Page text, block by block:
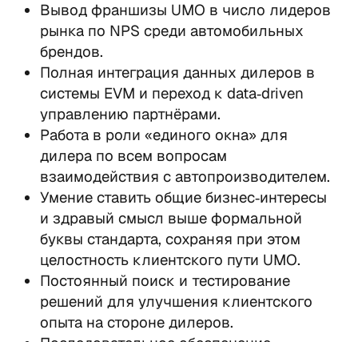
Вывод франшизы UMO в число лидеров
рынка по NPS среди автомобильных
брендов.
Полная интеграция данных дилеров в
системы EVM и переход к data‑driven
управлению партнёрами.
Работа в роли «единого окна» для
дилера по всем вопросам
взаимодействия с автопроизводителем.
Умение ставить общие бизнес‑интересы
и здравый смысл выше формальной
буквы стандарта, сохраняя при этом
целостность клиентского пути UMO.
Постоянный поиск и тестирование
решений для улучшения клиентского
опыта на стороне дилеров.